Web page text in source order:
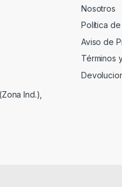
Ind.),
Nosotros
Política de
Aviso de
Términos